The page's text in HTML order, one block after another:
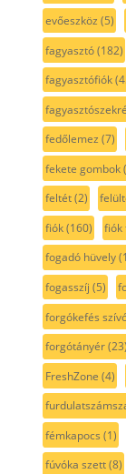
evőeszköz (5)
fagyasztó(182)
fagyasztófiók
fedőlemez (7)
fekete gombok
feltét(2)
fiók(160) fiók
fogadó hüvely
fogasszíj (5)
forgókefés
forgótányér(23)
FreshZone (4)
fémkapocs (1)
fúvóka szett(8)